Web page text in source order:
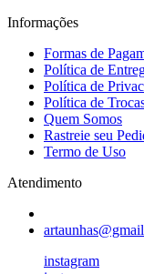
Informações
Formas de
Política de
Política de
Política de
Quem Somos
Rastreie seu
Termo de Uso
Atendimento
instagram